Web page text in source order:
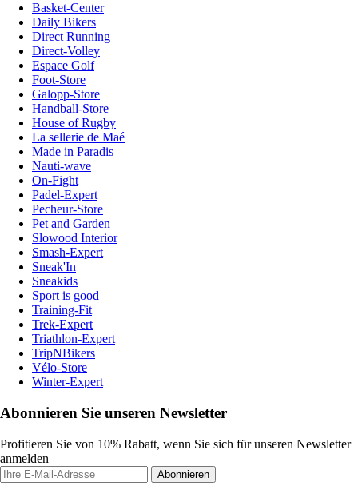
Basket-Center
Daily Bikers
Direct Running
Direct-Volley
Espace Golf
Foot-Store
Galopp-Store
Handball-Store
House of Rugby
La sellerie de Maé
Made in Paradis
Nauti-wave
On-Fight
Padel-Expert
Pecheur-Store
Pet and Garden
Slowood Interior
Smash-Expert
Sneak'In
Sneakids
Sport is good
Training-Fit
Trek-Expert
Triathlon-Expert
TripNBikers
Vélo-Store
Winter-Expert
Abonnieren Sie unseren Newsletter
Profitieren Sie von 10% Rabatt, wenn Sie sich für unseren Newsletter
anmelden
Abonnieren